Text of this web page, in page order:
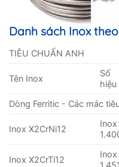
Danh sách Inox
TIÊU CHUẨN ANH
Tên Inox
Số
hiệu
Dòng Ferritic - Các mác
Inox X2CrNi12
Inox
Inox X2CrTi12
Inox